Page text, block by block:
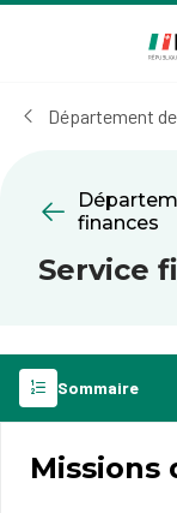
cookies
Département
finances
Service
Sommaire
Missions